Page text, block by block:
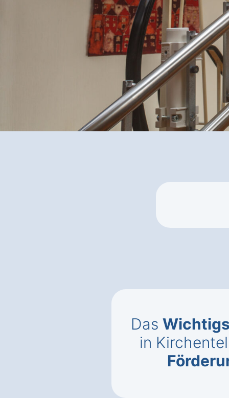
✅ Sicherheit und
jeder Etage
✅ Inkl. Treppenlift-
Förderungscheck
Das
in